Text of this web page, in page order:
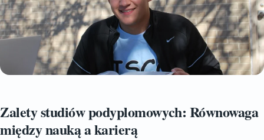
Zalety studiów podyplomowych: Równowaga
między nauką a karierą